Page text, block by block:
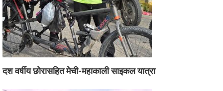
दश वर्षीय छोरासहित मेची-महाकाली साइकल यात्रा